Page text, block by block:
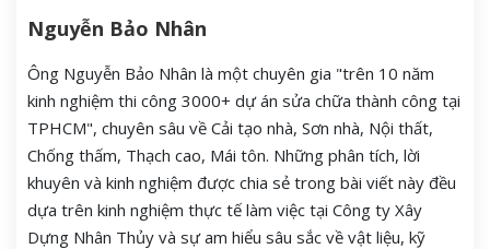
Nguyễn Bảo Nhân
Ông Nguyễn Bảo Nhân là một chuyên gia "trên 10 năm
kinh nghiệm thi công 3000+ dự án sửa chữa thành công tại
TPHCM", chuyên sâu về Cải tạo nhà, Sơn nhà, Nội thất,
Chống thấm, Thạch cao, Mái tôn. Những phân tích, lời
khuyên và kinh nghiệm được chia sẻ trong bài viết này đều
dựa trên kinh nghiệm thực tế làm việc tại Công ty Xây
Dựng Nhân Thủy và sự am hiểu sâu sắc về vật liệu, kỹ